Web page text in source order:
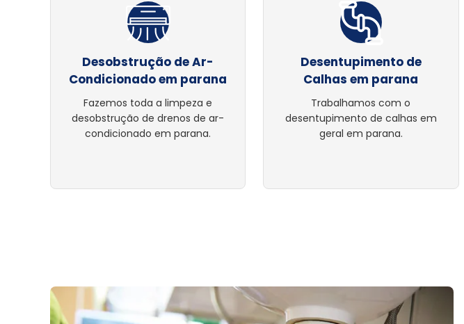
Desobstrução de Ar-
Condicionado em parana
Fazemos toda a limpeza e
desobstrução de drenos de ar-
condicionado em parana.
Desentupimento de
Calhas em parana
Trabalhamos com o
desentupimento de calhas em
geral em parana.